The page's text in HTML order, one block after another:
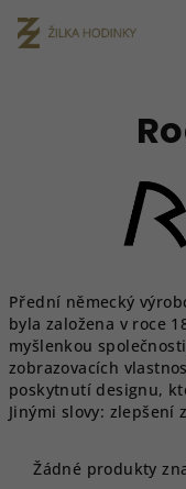
na
obsah
Přední německý
byla založena v roce
myšlenkou
zobrazovacích
poskytnutí designu,
Jinými slovy: zlepšení
Žádné produkty